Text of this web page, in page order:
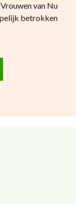
van Nu
betrokken